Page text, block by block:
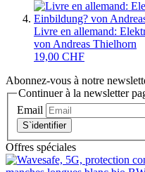
Livre en allemand:
von Andreas Thielhorn
19,00 CHF
Abonnez-vous à notre
Continuer à la newsletter
Email
S`identifier
Offres spéciales